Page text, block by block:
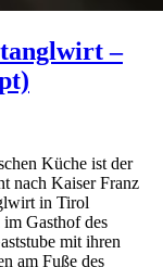
–
Küche ist der
nach Kaiser Franz
in Tirol
im Gasthof des
mit ihren
am Fuße des